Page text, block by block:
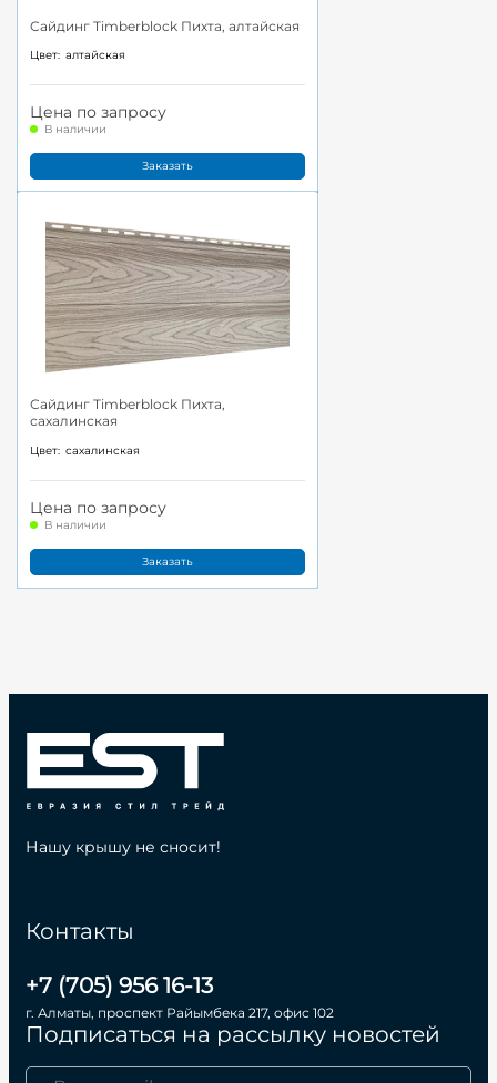
Сайдинг Timberblock Пихта, алтайская
Цвет: алтайская
Цена по запросу
В наличии
Заказать
Сайдинг Timberblock Пихта,
сахалинская
Цвет: сахалинская
Цена по запросу
В наличии
Заказать
Контакты
+7 (705) 956 16-13
г. Алматы, проспект Райымбека 217, офис 102
Подписаться на рассылку новостей
Нашу крышу не сносит!